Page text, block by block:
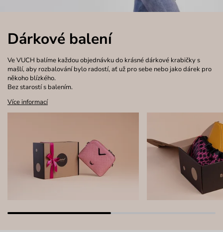
Dárkové balení
Ve VUCH balíme každou objednávku do krásné dárkové krabičky s
mašlí, aby rozbalování bylo radostí, ať už pro sebe nebo jako dárek pro
někoho blízkého.
Bez starostí s balením.
Více informací